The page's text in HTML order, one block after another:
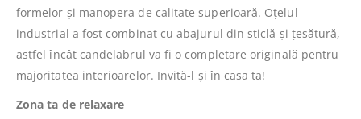
formelor și manopera de calitate superioară. Oțelul
industrial a fost combinat cu abajurul din sticlă și țesătură,
astfel încât candelabrul va fi o completare originală pentru
majoritatea interioarelor. Invită-l și în casa ta!
Zona ta de relaxare